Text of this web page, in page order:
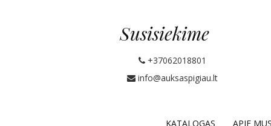
Susisiekime
+37062018801
info@auksaspigiau.lt
KATALOGAS APIE